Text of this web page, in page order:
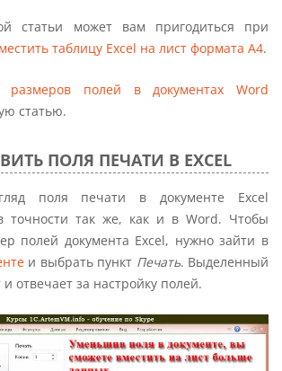
статьи может вам пригодиться при
таблицу Excel на лист формата А4.
размеров полей в документах Word
статью.
ПОЛЯ ПЕЧАТИ В EXCEL
поля печати в документе Excel
точности так же, как и в Word. Чтобы
полей документа Excel, нужно зайти в
и выбрать пункт Печать. Выделенный
отвечает за настройку полей.